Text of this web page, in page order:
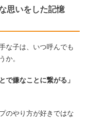
思いをした記憶
な子は、いつ呼んでも
か。
で嫌なことに繋がる」
のやり方が好きではな